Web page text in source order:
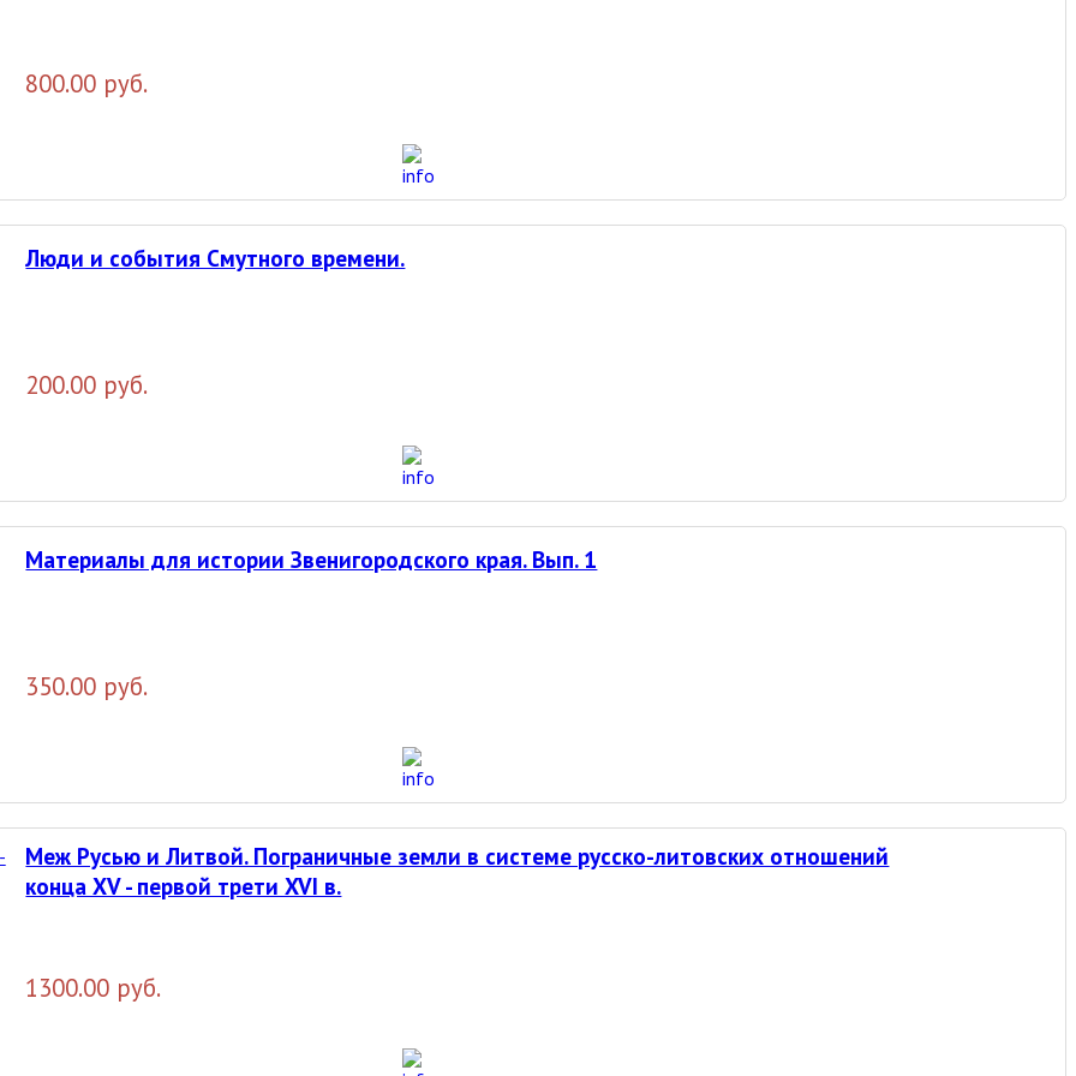
800.00 руб.
Люди и события Смутного времени.
200.00 руб.
Материалы для истории Звенигородского края. Вып. 1
350.00 руб.
Меж Русью и Литвой. Пограничные земли в системе русско-литовских отношений
конца ХV - первой трети XVI в.
1300.00 руб.